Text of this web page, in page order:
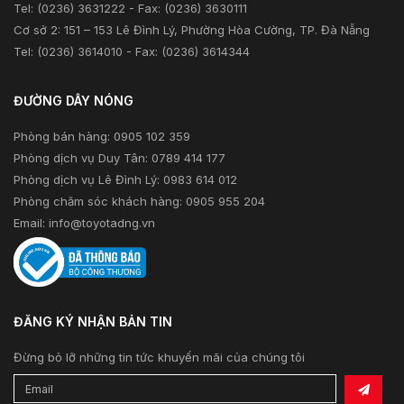
Tel: (0236) 3631222 - Fax: (0236) 3630111
Cơ sở 2: 151 – 153 Lê Đình Lý, Phường Hòa Cường, TP. Đà Nẵng
Tel: (0236) 3614010 - Fax: (0236) 3614344
ĐƯỜNG DÂY NÓNG
Phòng bán hàng: 0905 102 359
Phòng dịch vụ Duy Tân: 0789 414 177
Phòng dịch vụ Lê Đình Lý: 0983 614 012
Phòng chăm sóc khách hàng: 0905 955 204
Email: info@toyotadng.vn
ĐĂNG KÝ NHẬN BẢN TIN
Đừng bỏ lỡ những tin tức khuyến mãi của chúng tôi